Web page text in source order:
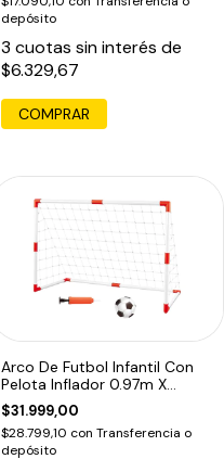
depósito
3 cuotas sin interés de
$6.329,67
Arco De Futbol Infantil Con
Pelota Inflador 0.97m X
0.64m
$31.999,00
$28.799,10 con Transferencia o
depósito